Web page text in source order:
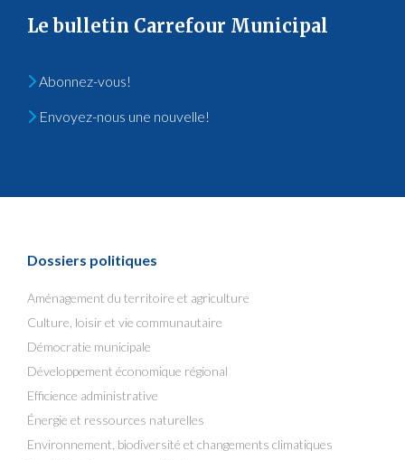
Le bulletin Carrefour Municipal
Abonnez-vous!
Envoyez-nous une nouvelle!
Dossiers politiques
Aménagement du territoire et agriculture
Culture, loisir et vie communautaire
Démocratie municipale
Développement économique régional
Efficience administrative
Énergie et ressources naturelles
Environnement, biodiversité et changements climatiques